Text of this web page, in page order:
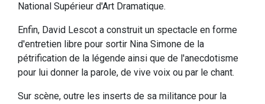
National Supérieur d'Art Dramatique.
Enfin, David Lescot a construit un spectacle en forme
d'entretien libre pour sortir Nina Simone de la
pétrification de la légende ainsi que de l'anecdotisme
pour lui donner la parole, de vive voix ou par le chant.
Sur scène, outre les inserts de sa militance pour la